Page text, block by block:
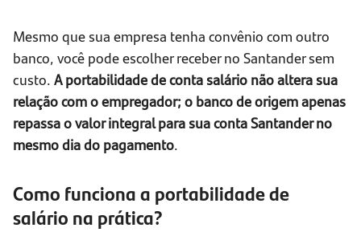
Mesmo que sua empresa tenha convênio com outro
banco, você pode escolher receber no Santander sem
custo. A portabilidade de conta salário não altera sua
relação com o empregador; o banco de origem apenas
repassa o valor integral para sua conta Santander no
mesmo dia do pagamento.
Como funciona a portabilidade de
salário na prática?